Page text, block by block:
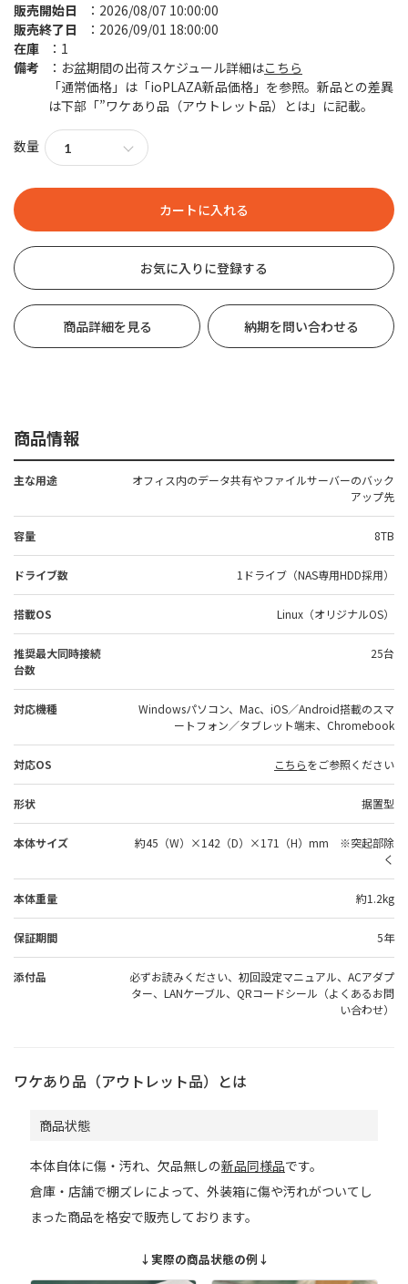
販売開始日
2026/08/07 10:00:00
販売終了日
2026/09/01 18:00:00
在庫
1
備考
お盆期間の出荷スケジュール詳細はこちら
「通常価格」は「ioPLAZA新品価格」を参照。新品との差異
は下部「”ワケあり品（アウトレット品）とは」に記載。
数量
お気に入りに登録する
商品詳細を見る 納期を問い合わせる
商品情報
主な用途
オフィス内のデータ共有やファイルサーバーのバック
アップ先
容量 8TB
ドライブ数 1ドライブ（NAS専用HDD採用）
搭載OS Linux（オリジナルOS）
推奨最大同時接続
台数
25台
対応機種
Windowsパソコン、Mac、iOS／Android搭載のスマ
ートフォン／タブレット端末、Chromebook
対応OS こちらをご参照ください
形状 据置型
本体サイズ
約45（W）×142（D）×171（H）mm ※突起部除
く
本体重量 約1.2kg
保証期間 5年
添付品
必ずお読みください、初回設定マニュアル、ACアダプ
ター、LANケーブル、QRコードシール（よくあるお問
い合わせ）
ワケあり品（アウトレット品）とは
商品状態
本体自体に傷・汚れ、欠品無しの新品同様品です。
倉庫・店舗で棚ズレによって、外装箱に傷や汚れがついてし
まった商品を格安で販売しております。
↓実際の商品状態の例↓